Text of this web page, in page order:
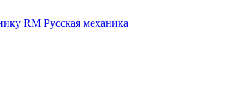
RM Русская механика